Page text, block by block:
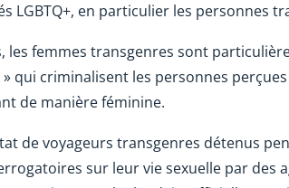
LGBTQ+, en particulier les personnes
les femmes transgenres sont
qui criminalisent les personnes
de manière féminine.
de voyageurs transgenres détenus
sur leur vie sexuelle par des